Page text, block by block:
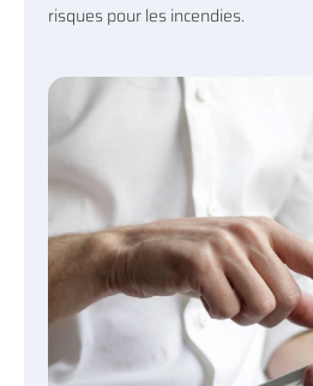
risques pour les incendies.